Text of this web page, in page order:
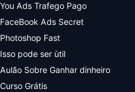
You Ads Trafego Pago
FaceBook Ads Secret
Photoshop Fast
Isso pode ser ùtil
Aulão Sobre Ganhar dinheiro
Curso Grátis